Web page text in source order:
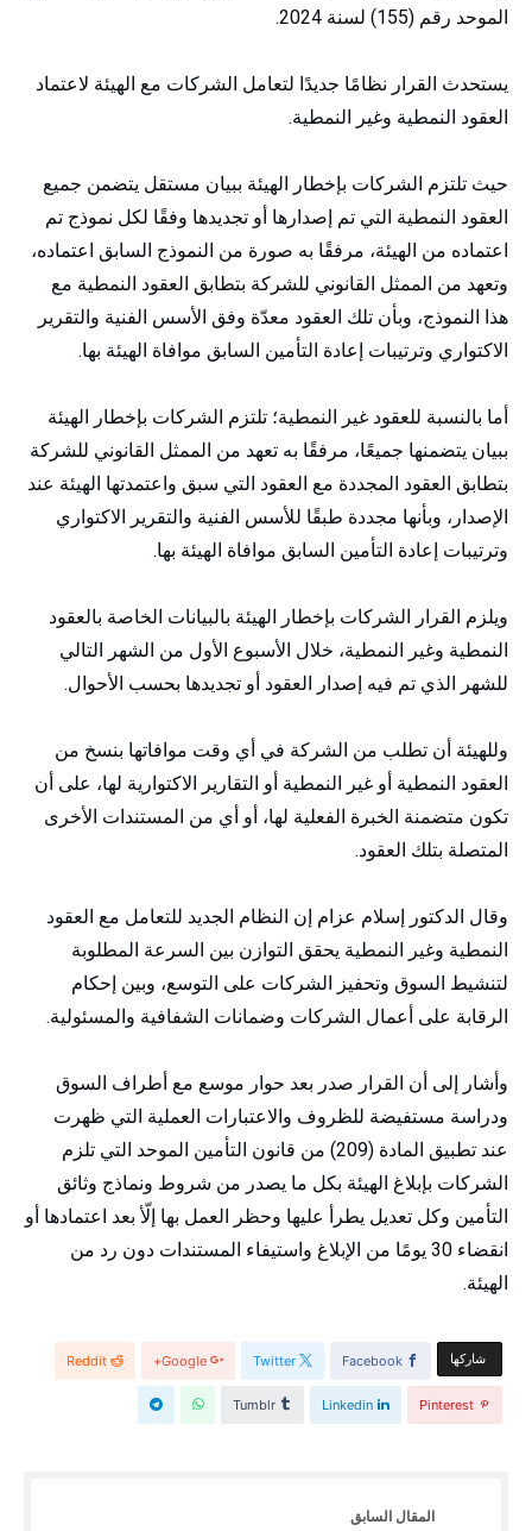
الموحد رقم (155) لسنة 2024.
يستحدث القرار نظامًا جديدًا لتعامل الشركات مع الهيئة لاعتماد
العقود النمطية وغير النمطية.
حيث تلتزم الشركات بإخطار الهيئة ببيان مستقل يتضمن جميع
العقود النمطية التي تم إصدارها أو تجديدها وفقًا لكل نموذج تم
اعتماده من الهيئة، مرفقًا به صورة من النموذج السابق اعتماده،
وتعهد من الممثل القانوني للشركة بتطابق العقود النمطية مع
هذا النموذج، وبأن تلك العقود معدّة وفق الأسس الفنية والتقرير
الاكتواري وترتيبات إعادة التأمين السابق موافاة الهيئة بها.
أما بالنسبة للعقود غير النمطية؛ تلتزم الشركات بإخطار الهيئة
ببيان يتضمنها جميعًا، مرفقًا به تعهد من الممثل القانوني للشركة
بتطابق العقود المجددة مع العقود التي سبق واعتمدتها الهيئة عند
الإصدار، وبأنها مجددة طبقًا للأسس الفنية والتقرير الاكتواري
وترتيبات إعادة التأمين السابق موافاة الهيئة بها.
ويلزم القرار الشركات بإخطار الهيئة بالبيانات الخاصة بالعقود
النمطية وغير النمطية، خلال الأسبوع الأول من الشهر التالي
للشهر الذي تم فيه إصدار العقود أو تجديدها بحسب الأحوال.
وللهيئة أن تطلب من الشركة في أي وقت موافاتها بنسخ من
العقود النمطية أو غير النمطية أو التقارير الاكتوارية لها، على أن
تكون متضمنة الخبرة الفعلية لها، أو أي من المستندات الأخرى
المتصلة بتلك العقود.
وقال الدكتور إسلام عزام إن النظام الجديد للتعامل مع العقود
النمطية وغير النمطية يحقق التوازن بين السرعة المطلوبة
لتنشيط السوق وتحفيز الشركات على التوسع، وبين إحكام
الرقابة على أعمال الشركات وضمانات الشفافية والمسئولية.
وأشار إلى أن القرار صدر بعد حوار موسع مع أطراف السوق
ودراسة مستفيضة للظروف والاعتبارات العملية التي ظهرت
عند تطبيق المادة (209) من قانون التأمين الموحد التي تلزم
الشركات بإبلاغ الهيئة بكل ما يصدر من شروط ونماذج وثائق
التأمين وكل تعديل يطرأ عليها وحظر العمل بها إلّأ بعد اعتمادها أو
انقضاء 30 يومًا من الإبلاغ واستيفاء المستندات دون رد من
الهيئة.
‫‫ شاركها‬ Facebook
Twitter
Google+
Reddit
Pinterest
Linkedin
Tumblr